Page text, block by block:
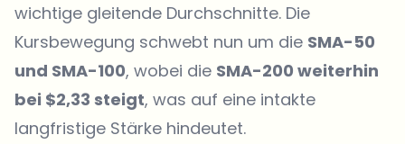
wichtige gleitende Durchschnitte. Die
Kursbewegung schwebt nun um die SMA-50
und SMA-100, wobei die SMA-200 weiterhin
bei $2,33 steigt, was auf eine intakte
langfristige Stärke hindeutet.